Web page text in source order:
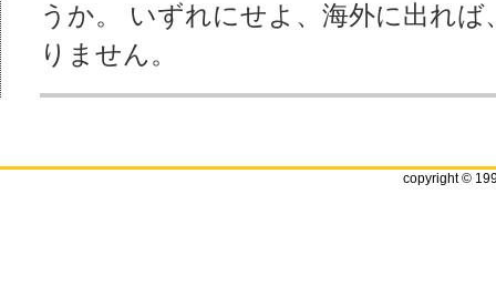
うか。 いずれにせよ、海外に出れ
りません。
copyright ©